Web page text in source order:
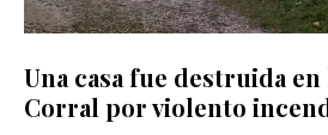
Una casa fue destruida
Corral por violento